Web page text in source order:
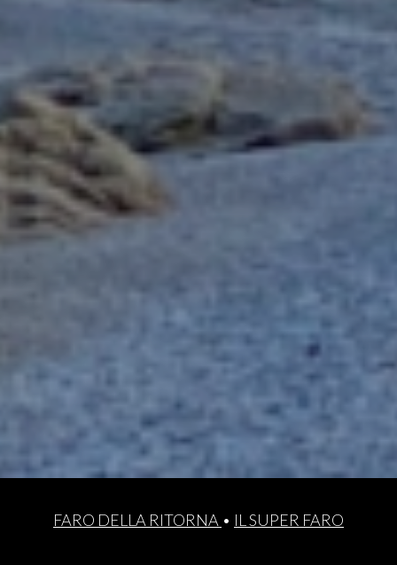
FARO DELLA RITORNA • IL SUPER FARO